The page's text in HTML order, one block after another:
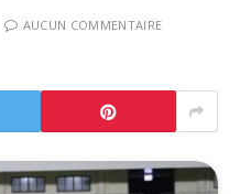
AUCUN COMMENTAIRE